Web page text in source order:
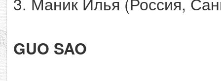
GUO SAO